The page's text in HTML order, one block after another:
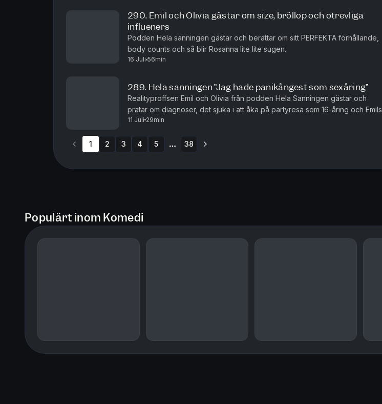
290. Emil och Olivia gästar om size, bröllop och otrevliga
influeners
Podden Hela sanningen gästar och berättar om sitt PERFEKTA förhållande,
body counts och så blir Rosanna lite lite sugen.
16 Juli 56min
289. Hela sanningen ”Jag hade panikångest som sexåring”
Realityproffsen Emil och Olivia från podden Hela Sanningen gästar och
pratar om diagnoser, det sjuka i att åka på partyresa som 16-åring och Emils
fas som epa-raggare.
11 Juli 29min
1 2 3 4 5 38
Populärt inom Komedi